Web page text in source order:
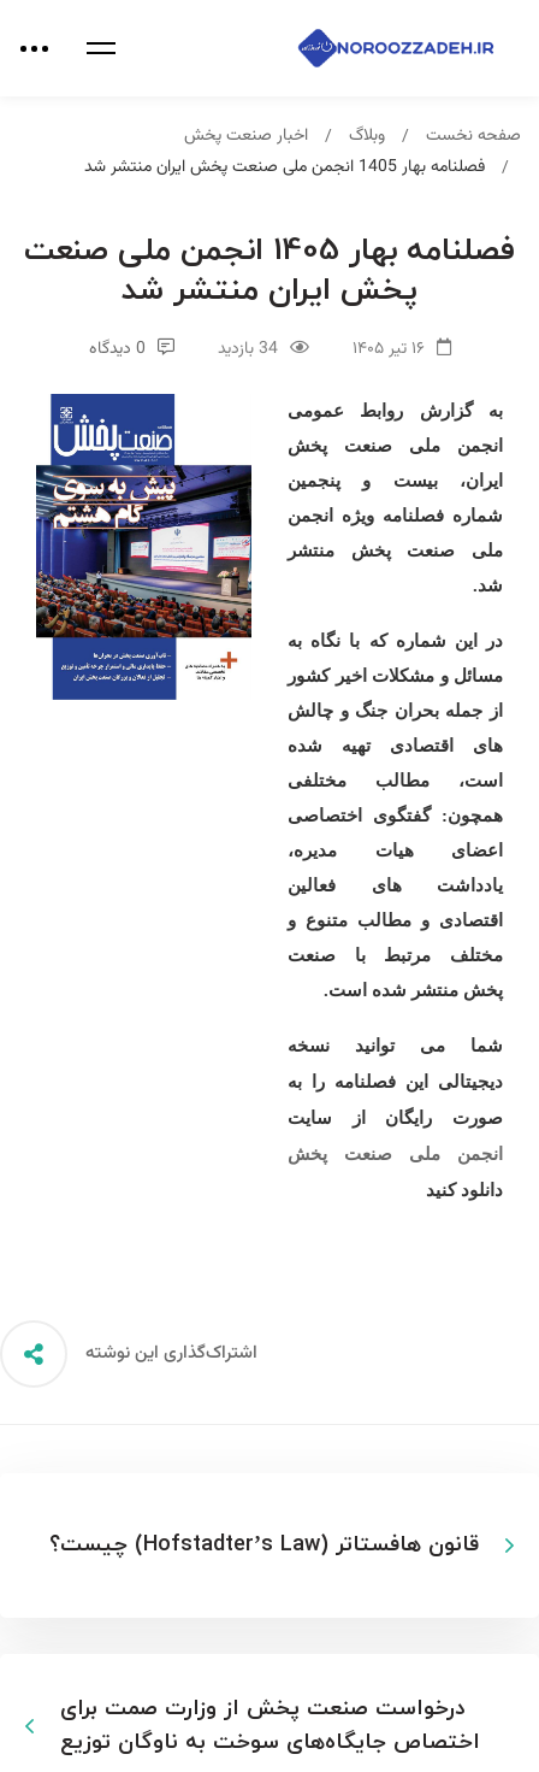
صفحه نخست وبلاگ
اخبار صنعت پخش
فصلنامه بهار 1405 انجمن ملی صنعت پخش ایران منتشر شد
فصلنامه بهار 1405 انجمن ملی صنعت
پخش ایران منتشر شد
34 بازدید 0 دیدگاه
به گزارش روابط عمومی
انجمن ملی صنعت پخش
ایران، بیست و پنجمین
شماره فصلنامه ویژه انجمن
ملی صنعت پخش منتشر
شد.
در این شماره که با نگاه به
مسائل و مشکلات اخیر کشور
از جمله بحران جنگ و چالش
های اقتصادی تهیه شده
است، مطالب مختلفی
همچون: گفتگوی اختصاصی
اعضای هیات مدیره،
یادداشت های فعالین
اقتصادی و مطالب متنوع و
مختلف مرتبط با صنعت
پخش منتشر شده است.
شما می توانید نسخه
دیجیتالی این فصلنامه را به
صورت رایگان از سایت
انجمن ملی صنعت پخش
دانلود کنید
اشتراک‌گذاری این نوشته
قانون هافستاتر (Hofstadter’s Law) چیست؟
درخواست صنعت پخش از وزارت صمت برای
اختصاص جایگاه‌های سوخت به ناوگان توزیع